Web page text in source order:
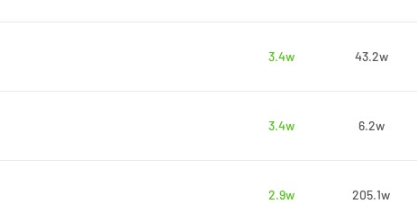
3.4w
43.2w
3.4w
6.2w
2.9w
205.1w